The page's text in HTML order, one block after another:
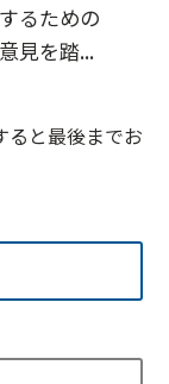
るための
見を踏...
ると最後までお